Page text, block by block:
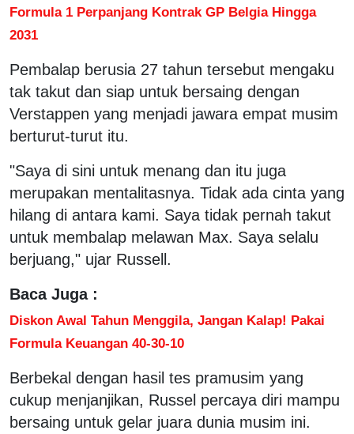
Formula 1 Perpanjang Kontrak GP Belgia Hingga
2031
Pembalap berusia 27 tahun tersebut mengaku
tak takut dan siap untuk bersaing dengan
Verstappen yang menjadi jawara empat musim
berturut-turut itu.
"Saya di sini untuk menang dan itu juga
merupakan mentalitasnya. Tidak ada cinta yang
hilang di antara kami. Saya tidak pernah takut
untuk membalap melawan Max. Saya selalu
berjuang," ujar Russell.
Baca Juga :
Diskon Awal Tahun Menggila, Jangan Kalap! Pakai
Formula Keuangan 40-30-10
Berbekal dengan hasil tes pramusim yang
cukup menjanjikan, Russel percaya diri mampu
bersaing untuk gelar juara dunia musim ini.